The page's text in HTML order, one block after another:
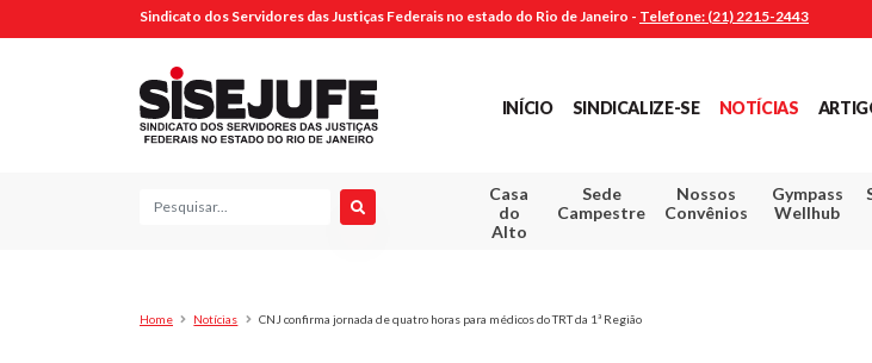
Sindicato dos Servidores das Justiças Federais no estado do Rio de Janeiro - Telefone: (21) 2215-2443
INÍCIO SINDICALIZE-SE NOTÍCIAS
Pesquisa
Casa
do
Alto
Sede
Campestre
Nossos
Convênios
Gympass
Wellhub
Home Notícias CNJ confirma jornada de quatro horas para médicos do TRT da 1ª Região